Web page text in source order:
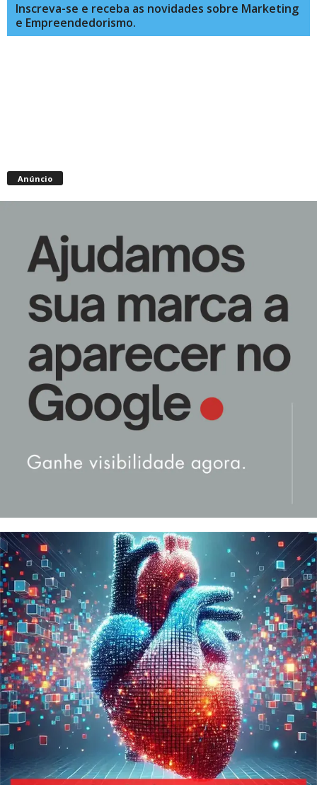
Inscreva-se e receba as novidades sobre Marketing
e Empreendedorismo.
Anúncio